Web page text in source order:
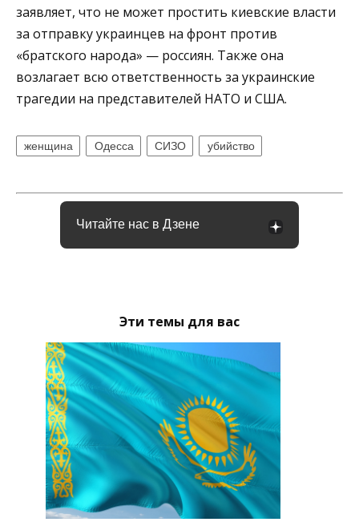
заявляет, что не может простить киевские власти
за отправку украинцев на фронт против
«братского народа» — россиян. Также она
возлагает всю ответственность за украинские
трагедии на представителей НАТО и США.
женщина Одесса СИЗО убийство
Читайте нас в Дзене
Эти темы для вас